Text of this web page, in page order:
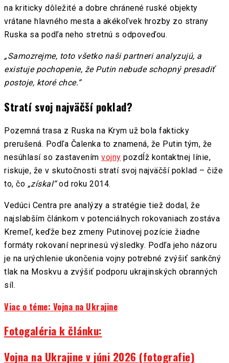
na kriticky dôležité a dobre chránené ruské objekty
vrátane hlavného mesta a akékoľvek hrozby zo strany
Ruska sa podľa neho stretnú s odpoveďou.
„Samozrejme, toto všetko naši partneri analyzujú, a
existuje pochopenie, že Putin nebude schopný presadiť
postoje, ktoré chce.“
Stratí svoj najväčší poklad?
Pozemná trasa z Ruska na Krym už bola fakticky
prerušená. Podľa Čalenka to znamená, že Putin tým, že
nesúhlasí so zastavením vojny pozdĺž kontaktnej línie,
riskuje, že v skutočnosti stratí svoj najväčší poklad – čiže
to, čo „získal“od roku 2014.
Vedúci Centra pre analýzy a stratégie tiež dodal, že
najslabším článkom v potenciálnych rokovaniach zostáva
Kremeľ, keďže bez zmeny Putinovej pozície žiadne
formáty rokovaní neprinesú výsledky. Podľa jeho názoru
je na urýchlenie ukončenia vojny potrebné zvýšiť sankčný
tlak na Moskvu a zvýšiť podporu ukrajinských obranných
síl.
Viac o téme: Vojna na Ukrajine
Fotogaléria k článku:
Vojna na Ukrajine v júni 2026 (fotografie)